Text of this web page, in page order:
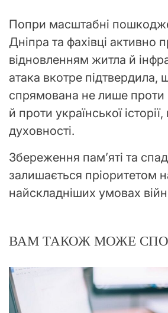
Попри масштабні
Дніпра та фахівці активно
відновленням житла й
атака вкотре підтвердила,
спрямована не лише проти
й проти української
духовності.
Збереження пам’яті та
залишається пріоритетом
найскладніших умовах
ВАМ ТАКОЖ МОЖЕ